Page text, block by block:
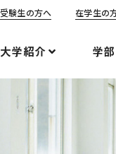
受験生の方へ 在学生の
大学紹介 学